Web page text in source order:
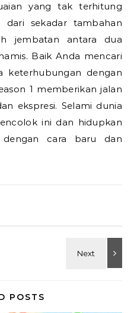
yang tak terhitung
sekadar tambahan
jembatan antara dua
Baik Anda mencari
keterhubungan dengan
1 memberikan jalan
ekspresi. Selami dunia
ini dan hidupkan
cara baru dan
POSTS